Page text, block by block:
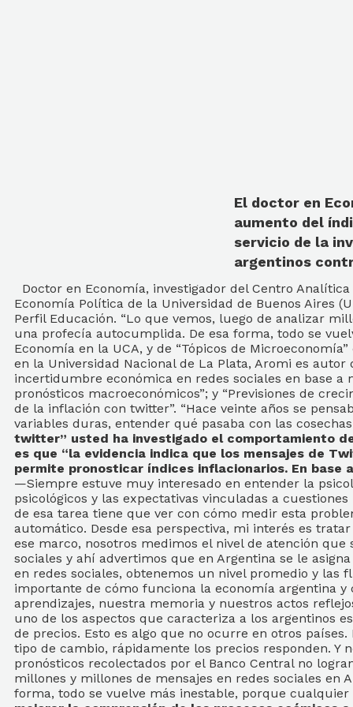
El doctor en
aumento del
servicio de la
argentinos
Doctor en Economía, investigador del Centro
Economía Política de la Universidad de Buenos Aires
Perfil Educación. “Lo que vemos, luego de analizar
una profecía autocumplida. De esa forma, todo se
Economía en la UCA, y de “Tópicos de
en la Universidad Nacional de La Plata, Aromi es
incertidumbre económica en redes sociales en base
pronósticos macroeconómicos”; y “Previsiones de
de la inflación con twitter”. “Hace veinte años se
variables duras, entender qué pasaba con las
twitter” usted ha investigado el comportamiento
es que “la evidencia indica que los mensajes de
permite pronosticar índices inflacionarios. En
—Siempre estuve muy interesado en entender la
psicológicos y las expectativas vinculadas a
de esa tarea tiene que ver con cómo medir esta
automático. Desde esa perspectiva, mi interés es
ese marco, nosotros medimos el nivel de atención
sociales y ahí advertimos que en Argentina se le
en redes sociales, obtenemos un nivel promedio y las
importante de cómo funciona la economía argentina
aprendizajes, nuestra memoria y nuestros actos
uno de los aspectos que caracteriza a los argentinos
de precios. Esto es algo que no ocurre en otros
tipo de cambio, rápidamente los precios responden. Y
pronósticos recolectados por el Banco Central no
millones y millones de mensajes en redes sociales
forma, todo se vuelve más inestable, porque